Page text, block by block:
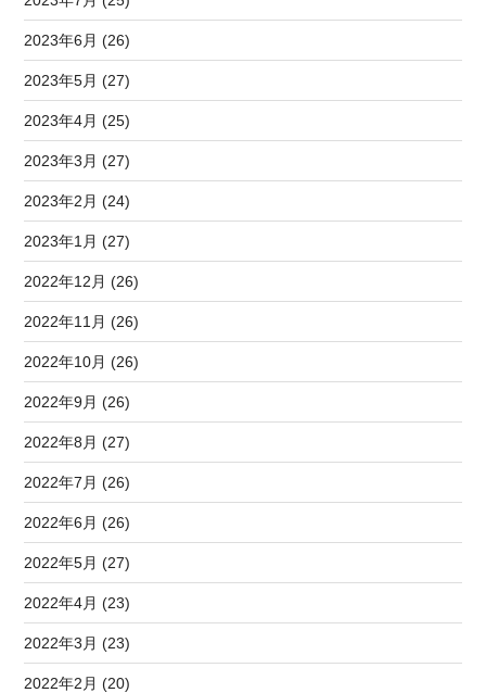
2023年6月 (26)
2023年5月 (27)
2023年4月 (25)
2023年3月 (27)
2023年2月 (24)
2023年1月 (27)
2022年12月 (26)
2022年11月 (26)
2022年10月 (26)
2022年9月 (26)
2022年8月 (27)
2022年7月 (26)
2022年6月 (26)
2022年5月 (27)
2022年4月 (23)
2022年3月 (23)
2022年2月 (20)